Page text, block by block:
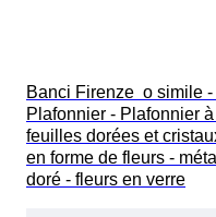
Banci Firenze  o simile -
Plafonnier - Plafonnier à
feuilles dorées et
en forme de fleurs - métal
doré - fleurs en verre